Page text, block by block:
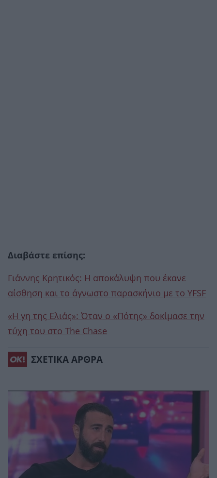
Διαβάστε επίσης:
Γιάννης Κρητικός: Η αποκάλυψη που έκανε
αίσθηση και το άγνωστο παρασκήνιο με το YFSF
«Η γη της Ελιάς»: Όταν ο «Πότης» δοκίμασε την
τύχη του στο The Chase
ΣΧΕΤΙΚΑ ΑΡΘΡΑ